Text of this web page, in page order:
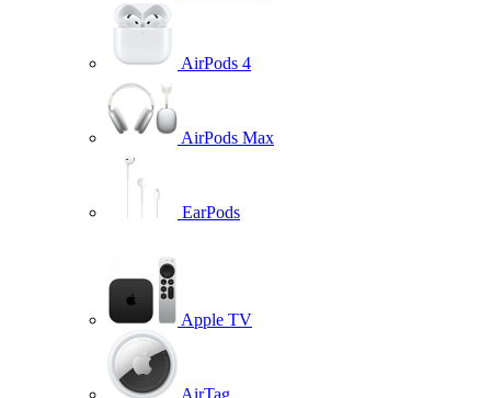
AirPods 4
AirPods Max
EarPods
Apple TV